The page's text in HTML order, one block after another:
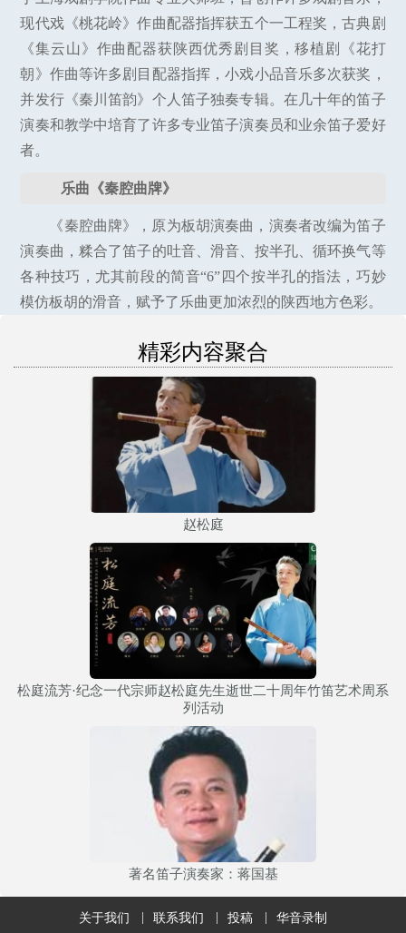
现代戏《桃花岭》作曲配器指挥获五个一工程奖，古典剧
《集云山》作曲配器获陕西优秀剧目奖，移植剧《花打
朝》作曲等许多剧目配器指挥，小戏小品音乐多次获奖，
并发行《秦川笛韵》个人笛子独奏专辑。在几十年的笛子
演奏和教学中培育了许多专业笛子演奏员和业余笛子爱好
者。
乐曲《秦腔曲牌》
《秦腔曲牌》，原为板胡演奏曲，演奏者改编为笛子
演奏曲，糅合了笛子的吐音、滑音、按半孔、循环换气等
各种技巧，尤其前段的简音“6”四个按半孔的指法，巧妙
模仿板胡的滑音，赋予了乐曲更加浓烈的陕西地方色彩。
精彩内容聚合
赵松庭
松庭流芳·纪念一代宗师赵松庭先生逝世二十周年竹笛艺术周系
列活动
著名笛子演奏家：蒋国基
关于我们 联系我们 投稿 华音录制